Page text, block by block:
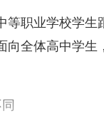
等职业学校学生
向全体高中学生